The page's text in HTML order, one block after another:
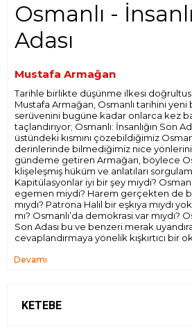
Osmanlı -
Adası
Mustafa Armağan
Tarihle birlikte düşünme ilkesi
Mustafa Armağan, Osmanlı tarihini
serüvenini bugüne kadar onlarca kez
taçlandırıyor; Osmanlı: İnsanlığın Son
üstündeki kısmını çözebildiğimiz
derinlerinde bilmediğimiz nice yönlerini
gündeme getiren Armağan, böylece
klişeleşmiş hüküm ve anlatıları
Kapitülasyonlar iyi bir şey miydi?
egemen miydi? Harem gerçekten de
mıydı? Patrona Halil bir eşkıya mıydı
mı? Osmanlı’da demokrasi var mıydı?
Son Adası bu ve benzeri merak
cevaplandırmaya yönelik kışkırtıcı bir
Devamı
KETEBE